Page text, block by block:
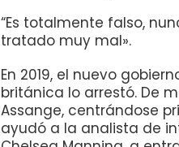
“Es totalmente falso,
tratado muy mal».
En 2019, el nuevo
británica lo arrestó. De
Assange, centrándose
ayudó a la analista de